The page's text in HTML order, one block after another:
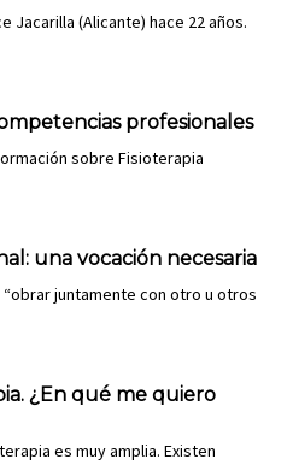
Jacarilla (Alicante) hace 22 años.
profesionales
sobre Fisioterapia
una vocación necesaria
“obrar juntamente con otro u otros
¿En qué me quiero
es muy amplia. Existen